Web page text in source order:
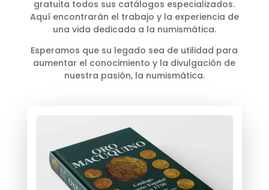
gratuita todos sus catálogos especializados.
Aquí encontrarán el trabajo y la experiencia de
una vida dedicada a la numismática.
Esperamos que su legado sea de utilidad para
aumentar el conocimiento y la divulgación de
nuestra pasión, la numismática.